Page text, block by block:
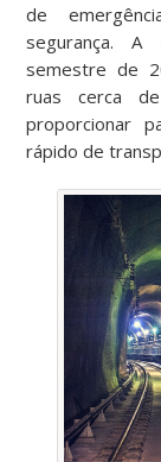
de
segurança. A
semestre de
ruas cerca
proporcionar
rápido de